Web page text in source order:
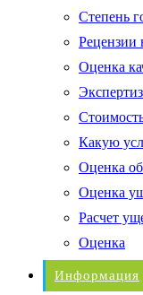
Степень
Рецензии
Оценка
Какую
Оценка
Оценка
Расчет
Оценка
Информация